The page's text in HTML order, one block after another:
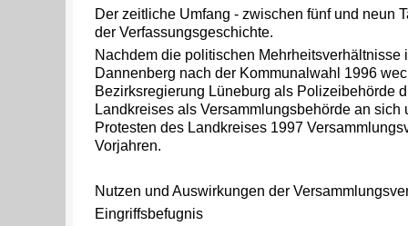
Der zeitliche Umfang - zwischen fünf und neun
der Verfassungsgeschichte.
Nachdem die politischen Mehrheitsverhältnisse
Dannenberg nach der Kommunalwahl 1996
Bezirksregierung Lüneburg als Polizeibehörde
Landkreises als Versammlungsbehörde an sich
Protesten des Landkreises 1997
Vorjahren.
Nutzen und Auswirkungen der
Eingriffsbefugnis